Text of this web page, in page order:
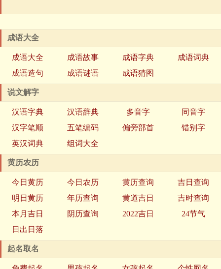
成语大全
成语大全 成语故事 成语字典
成语词典
成语造句
成语谜语 成语猜图
说文解字
汉语字典 汉语辞典 多音字
同音字
汉字笔顺
五笔编码 偏旁部首
错别字
英汉词典
组词大全
黄历农历
今日黄历 今日农历 黄历查询
吉日查询
明日黄历
年历查询 黄道吉日
吉时查询
本月吉日
阴历查询 2022吉日
24节气
日出日落
起名取名